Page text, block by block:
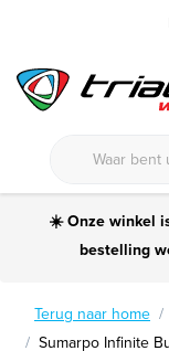
☀️ Onze winkel
bestelling
Terug naar home
Sumarpo Infinite